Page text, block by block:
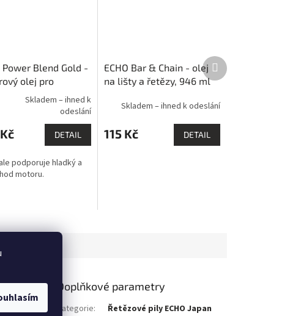
Power Blend Gold -
olej pro
motory, 1l
Skladem – ihned k
odeslání
DETAIL
podporuje hladký a
motoru.
ECHO Bar & Chain - olej
na lišty a řetězy, 946 ml
Skladem – ihned k odeslání
115 Kč DETAIL
Další
produkt
čímž
Doplňkové parametry
Kategorie:
Řetězové pily ECHO Japan